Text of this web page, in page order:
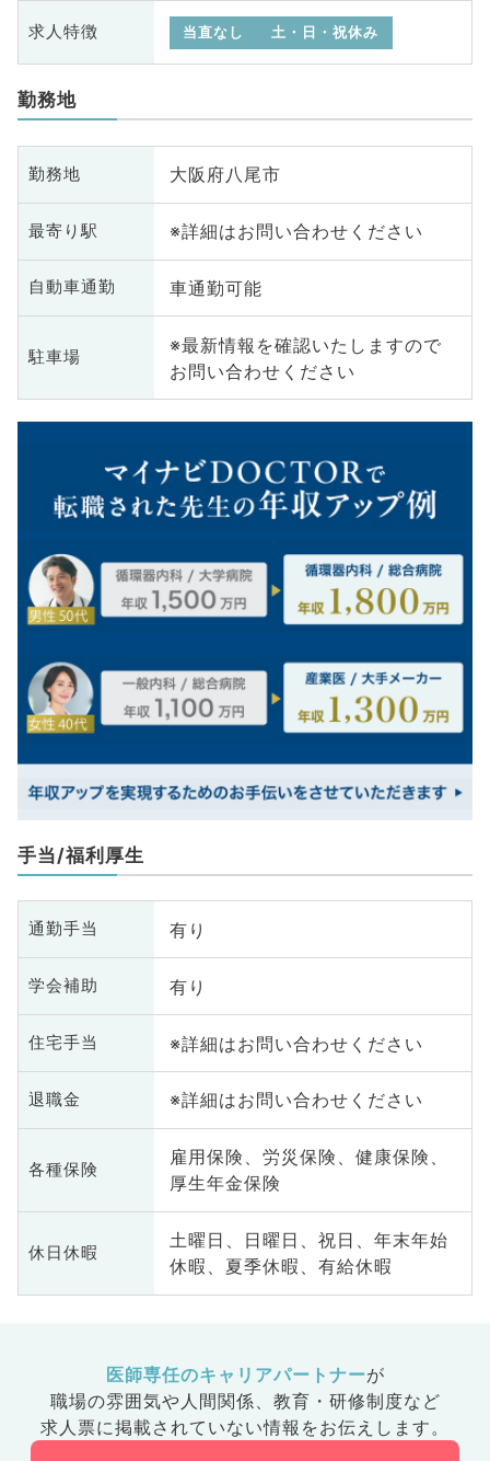
求人特徴 当直なし 土・日・祝休み
勤務地
勤務地 大阪府八尾市
最寄り駅 ※詳細はお問い合わせください
自動車通勤 車通勤可能
駐車場
※最新情報を確認いたしますので
お問い合わせください
手当/福利厚生
通勤手当 有り
学会補助 有り
住宅手当 ※詳細はお問い合わせください
退職金 ※詳細はお問い合わせください
各種保険
雇用保険、労災保険、健康保険、
厚生年金保険
休日休暇
土曜日、日曜日、祝日、年末年始
休暇、夏季休暇、有給休暇
医師専任のキャリアパートナーが
職場の雰囲気や人間関係、 教育・研修制度など
求人票に掲載されていない情報をお伝えします。